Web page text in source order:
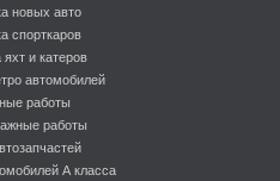
новых авто
спорткаров
и катеров
автомобилей
работы
работы
А класса